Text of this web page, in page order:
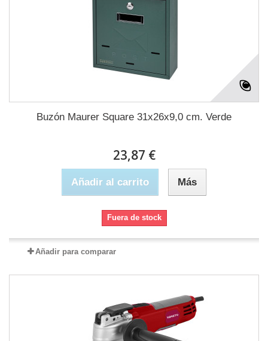
Buzón Maurer Square 31x26x9,0 cm. Verde
23,87 €
Añadir al carrito Más
Fuera de stock
Añadir para comparar